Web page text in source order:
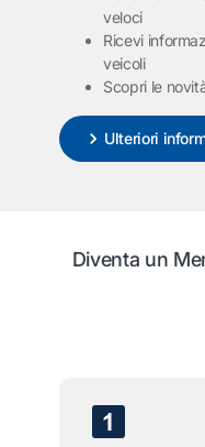
veloci
Ricevi
veicoli
Scopri le
Ulteriori
Diventa un